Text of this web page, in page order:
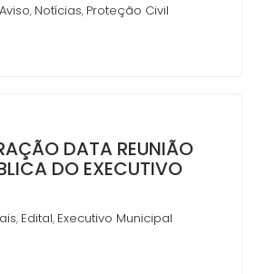
Aviso, Notícias, Proteção Civil
DATA REUNIÃO
DO EXECUTIVO
, Edital, Executivo Municipal